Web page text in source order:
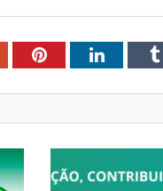
PinterestLinkedIn